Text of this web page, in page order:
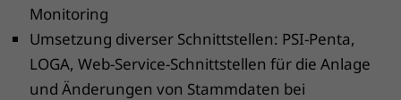
Monitoring
Umsetzung diverser Schnittstellen: PSI-Penta,
LOGA, Web-Service-Schnittstellen für die Anlage
und Änderungen von Stammdaten bei